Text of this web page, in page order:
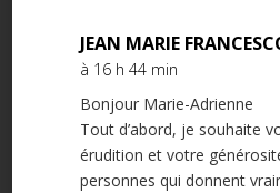
JEAN MARIE
à 16 h 44 min
Bonjour Marie-Adrienne
Tout d’abord, je souhaite
érudition et votre
personnes qui donnent